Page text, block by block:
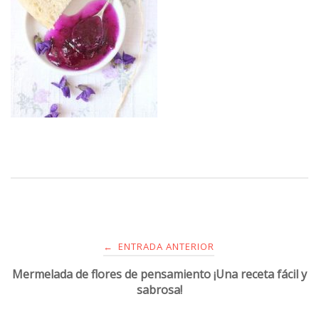
← ENTRADA ANTERIOR
Mermelada de flores de pensamiento ¡Una receta fácil y
sabrosa!